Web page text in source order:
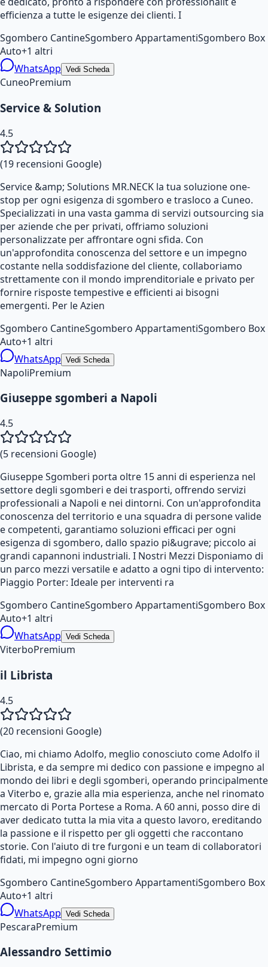
efficienza a tutte le esigenze dei clienti. I
Sgombero CantineSgombero AppartamentiSgombero Box
Auto+1 altri
WhatsApp Vedi Scheda
CuneoPremium
Service & Solution
4.5
(19 recensioni Google)
Service &amp; Solutions MR.NECK la tua soluzione one-
stop per ogni esigenza di sgombero e trasloco a Cuneo.
Specializzati in una vasta gamma di servizi outsourcing sia
per aziende che per privati, offriamo soluzioni
personalizzate per affrontare ogni sfida. Con
un'approfondita conoscenza del settore e un impegno
costante nella soddisfazione del cliente, collaboriamo
strettamente con il mondo imprenditoriale e privato per
fornire risposte tempestive e efficienti ai bisogni
emergenti. Per le Azien
Sgombero CantineSgombero AppartamentiSgombero Box
Auto+1 altri
WhatsApp Vedi Scheda
NapoliPremium
Giuseppe sgomberi a Napoli
4.5
(5 recensioni Google)
Giuseppe Sgomberi porta oltre 15 anni di esperienza nel
settore degli sgomberi e dei trasporti, offrendo servizi
professionali a Napoli e nei dintorni. Con un'approfondita
conoscenza del territorio e una squadra di persone valide
e competenti, garantiamo soluzioni efficaci per ogni
esigenza di sgombero, dallo spazio pi&ugrave; piccolo ai
grandi capannoni industriali. I Nostri Mezzi Disponiamo di
un parco mezzi versatile e adatto a ogni tipo di intervento:
Piaggio Porter: Ideale per interventi ra
Sgombero CantineSgombero AppartamentiSgombero Box
Auto+1 altri
WhatsApp Vedi Scheda
ViterboPremium
il Librista
4.5
(20 recensioni Google)
Ciao, mi chiamo Adolfo, meglio conosciuto come Adolfo il
Librista, e da sempre mi dedico con passione e impegno al
mondo dei libri e degli sgomberi, operando principalmente
a Viterbo e, grazie alla mia esperienza, anche nel rinomato
mercato di Porta Portese a Roma. A 60 anni, posso dire di
aver dedicato tutta la mia vita a questo lavoro, ereditando
la passione e il rispetto per gli oggetti che raccontano
storie. Con l'aiuto di tre furgoni e un team di collaboratori
fidati, mi impegno ogni giorno
Sgombero CantineSgombero AppartamentiSgombero Box
Auto+1 altri
WhatsApp Vedi Scheda
PescaraPremium
Alessandro Settimio